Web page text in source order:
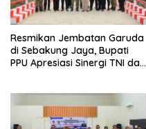
Resmikan Jembatan Garuda
di Sebakung Jaya, Bupati
PPU Apresiasi Sinergi TNI dan